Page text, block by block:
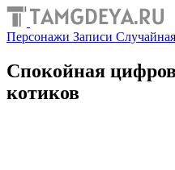
Персонажи Записи Случайная
Спокойная
котиков